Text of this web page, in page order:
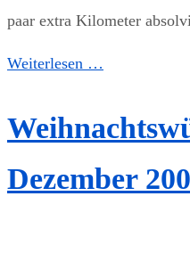
paar extra Kilometer
Weiterlesen …
Dezember